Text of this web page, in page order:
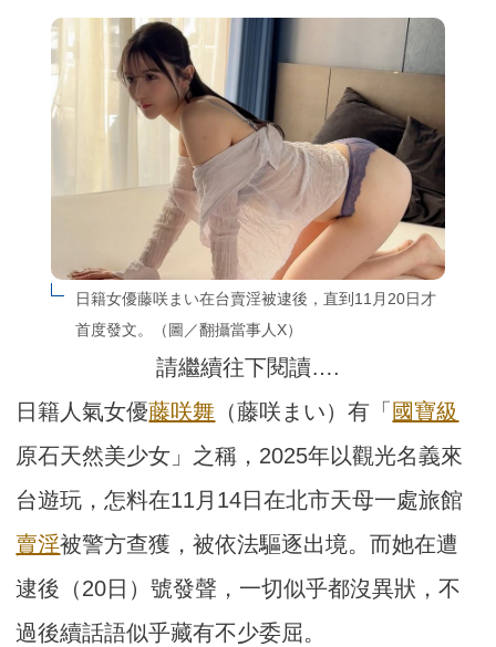
日籍女優藤咲まい在台賣淫被逮後，直到11月20日才
首度發文。（圖／翻攝當事人X）
請繼續往下閱讀….
日籍人氣女優藤咲舞 （藤咲まい）有「 國寶級
原石天然美少女」之稱，2025年以觀光名義來
台遊玩，怎料在11月14日在北市天母一處旅館
賣淫被警方查獲，被依法驅逐出境。而她在遭
逮後（20日）號發聲，一切似乎都沒異狀，不
過後續話語似乎藏有不少委屈。